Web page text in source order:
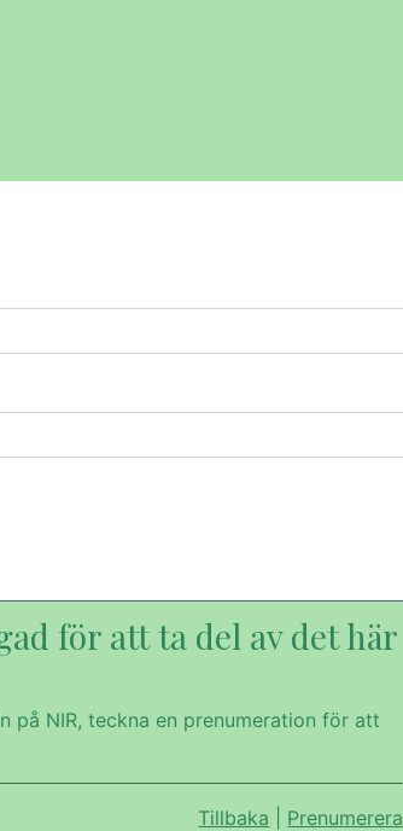
för att ta del av det här
på NIR, teckna en prenumeration för att
Tillbaka Prenumerera